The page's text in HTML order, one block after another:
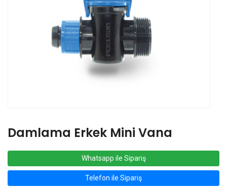
Damlama Erkek Mini Vana
Whatsapp ile Sipariş
Telefon ile Sipariş